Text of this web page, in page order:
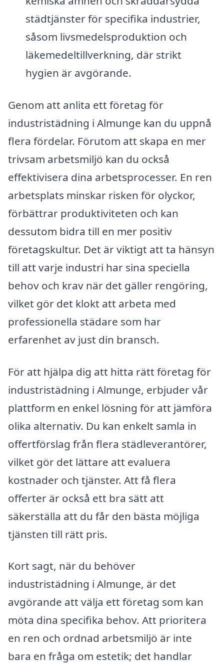
städtjänster för specifika industrier,
såsom livsmedelsproduktion och
läkemedeltillverkning, där strikt
hygien är avgörande.
Genom att anlita ett företag för
industristädning i Almunge kan du uppnå
flera fördelar. Förutom att skapa en mer
trivsam arbetsmiljö kan du också
effektivisera dina arbetsprocesser. En ren
arbetsplats minskar risken för olyckor,
förbättrar produktiviteten och kan
dessutom bidra till en mer positiv
företagskultur. Det är viktigt att ta hänsyn
till att varje industri har sina speciella
behov och krav när det gäller rengöring,
vilket gör det klokt att arbeta med
professionella städare som har
erfarenhet av just din bransch.
För att hjälpa dig att hitta rätt företag för
industristädning i Almunge, erbjuder vår
plattform en enkel lösning för att jämföra
olika alternativ. Du kan enkelt samla in
offertförslag från flera städleverantörer,
vilket gör det lättare att evaluera
kostnader och tjänster. Att få flera
offerter är också ett bra sätt att
säkerställa att du får den bästa möjliga
tjänsten till rätt pris.
Kort sagt, när du behöver
industristädning i Almunge, är det
avgörande att välja ett företag som kan
möta dina specifika behov. Att prioritera
en ren och ordnad arbetsmiljö är inte
bara en fråga om estetik; det handlar